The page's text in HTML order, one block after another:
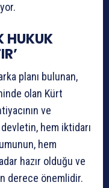
HUKUK
planı bulunan,
olan Kürt
ve
devletin, hem iktidarı
hem
hazır olduğu ve
derece önemlidir.